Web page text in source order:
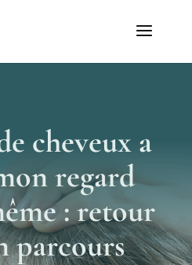
cheveux a
regard
: retour
parcours